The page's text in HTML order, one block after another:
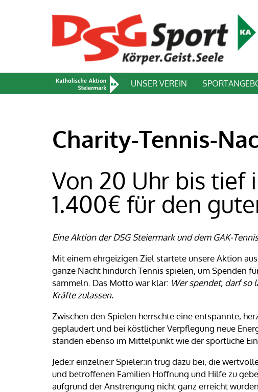
UNSER VEREIN
Charity-Tennis-
Von 20 Uhr bis tief
1.400€ für den
Eine Aktion der DSG Steiermark und dem GAK-
Mit einem ehrgeizigen Ziel startete unsere Aktion
ganze Nacht hindurch Tennis spielen, um Spenden
sammeln. Das Motto war klar: Wer spendet, darf so
Kräfte zulassen.
Zwischen den Spielen herrschte eine entspannte,
geplaudert und bei köstlicher Verpflegung neue
standen ebenso im Mittelpunkt wie der sportliche
Jede:r einzelne:r Spieler:in trug dazu bei, die
und betroffenen Familien Hoffnung und Hilfe zu
aufgrund der Anstrengung nicht ganz erreicht